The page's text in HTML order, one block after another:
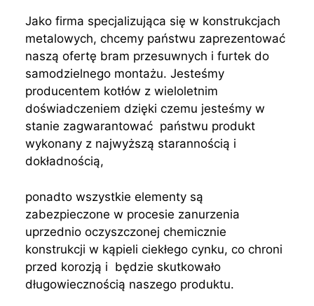
Jako firma specjalizująca się w konstrukcjach
metalowych, chcemy państwu zaprezentować
naszą ofertę bram przesuwnych i furtek do
samodzielnego montażu. Jesteśmy
producentem kotłów z wieloletnim
doświadczeniem dzięki czemu jesteśmy w
stanie zagwarantować państwu produkt
wykonany z najwyższą starannością i
dokładnością,
ponadto wszystkie elementy są
zabezpieczone w procesie zanurzenia
uprzednio oczyszczonej chemicznie
konstrukcji w kąpieli ciekłego cynku, co chroni
przed korozją i będzie skutkowało
długowiecznością naszego produktu.